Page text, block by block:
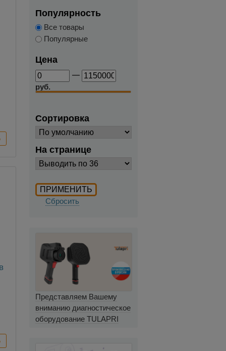
Популярность
Все товары
Популярные
Цена
—
руб.
Сортировка
На странице
Сбросить
Представляем Вашему
вниманию диагностическое
оборудование TULAPRI